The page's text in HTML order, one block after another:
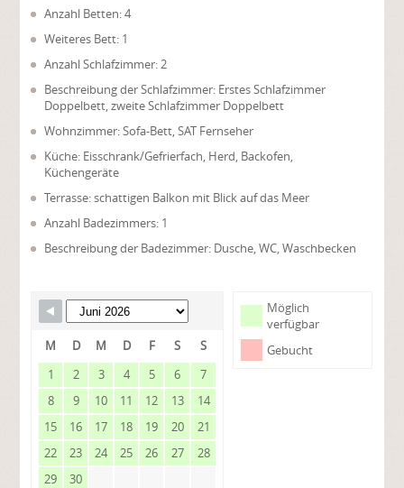
Anzahl Betten: 4
Weiteres Bett: 1
Anzahl Schlafzimmer: 2
Beschreibung der Schlafzimmer: Erstes Schlafzimmer
Doppelbett, zweite Schlafzimmer Doppelbett
Wohnzimmer: Sofa-Bett, SAT Fernseher
Küche: Eisschrank/Gefrierfach, Herd, Backofen,
Küchengeräte
Terrasse: schattigen Balkon mit Blick auf das Meer
Anzahl Badezimmers: 1
Beschreibung der Badezimmer: Dusche, WC, Waschbecken
Möglich
verfügbar
Gebucht
M D M D F S
S
1
2 3 4 5 6
7
8
9 10 11 12 13
14
15
16 17 18 19 20
21
22
23 24 25 26 27
28
29
30